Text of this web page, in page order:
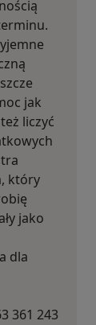
jak
liczyć
który
jako
dla
361 243